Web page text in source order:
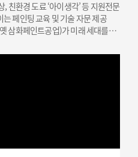
친환경 도료 ‘아이생각’ 등 지원전문
페인팅 교육 및 기술 자문 제공
삼화페인트공업)가 미래 세대를
는…